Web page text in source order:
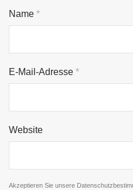
Name *
E-Mail-Adresse *
Website
Akzeptieren Sie unsere